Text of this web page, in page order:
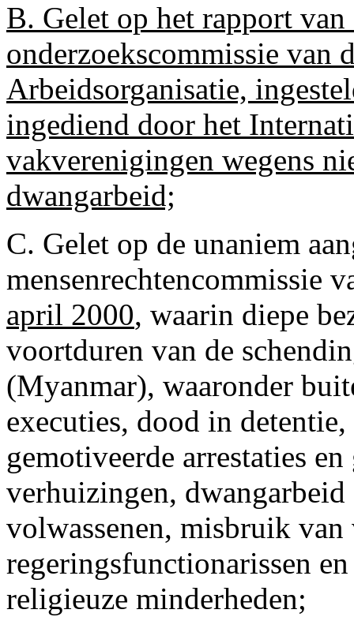
B. Gelet op het rapport
onderzoekscommissie van
Arbeidsorganisatie,
ingediend door het
vakverenigingen wegens
dwangarbeid;
C. Gelet op de unaniem
mensenrechtencommissie
april 2000, waarin diepe
voortduren van de
(Myanmar), waaronder
executies, dood in
gemotiveerde arrestaties
verhuizingen,
volwassenen, misbruik
regeringsfunctionarissen
religieuze minderheden;